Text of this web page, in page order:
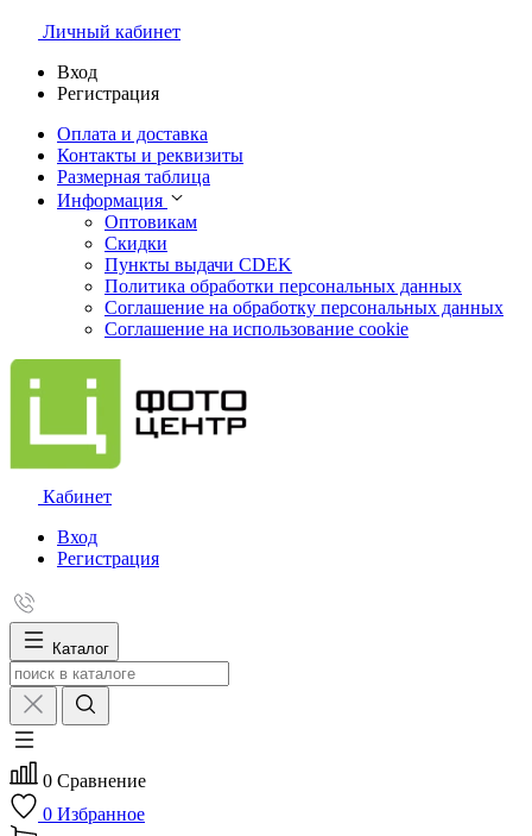
Личный кабинет
Вход
Регистрация
Оплата и доставка
Контакты и реквизиты
Размерная таблица
Информация
Оптовикам
Скидки
Пункты выдачи CDEK
Политика обработки персональных данных
Соглашение на обработку персональных данных
Соглашение на использование cookie
Кабинет
Вход
Регистрация
Каталог
0 Сравнение
0 Избранное